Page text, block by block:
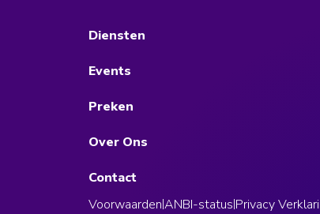
Diensten
Events
Preken
Over Ons
Contact
Voorwaarden|ANBI-status|Privacy